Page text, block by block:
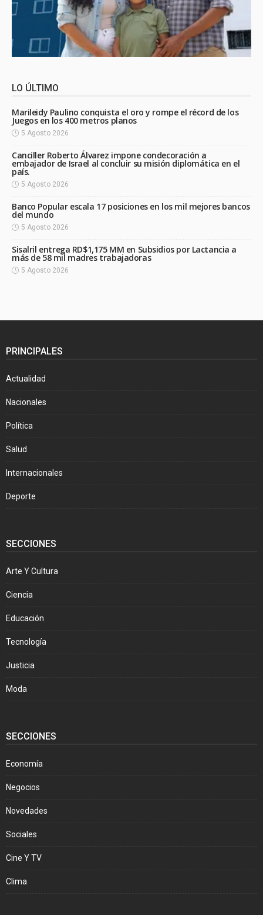
LO ÚLTIMO
Marileidy Paulino conquista el oro y rompe el récord de los
Juegos en los 400 metros planos
5 Agosto 2026
Canciller Roberto Álvarez impone condecoración a
embajador de Israel al concluir su misión diplomática en el
país.
5 Agosto 2026
Banco Popular escala 17 posiciones en los mil mejores bancos
del mundo
5 Agosto 2026
Sisalril entrega RD$1,175 MM en Subsidios por Lactancia a
más de 58 mil madres trabajadoras
5 Agosto 2026
PRINCIPALES
Actualidad
Nacionales
Política
Salud
Internacionales
Deporte
SECCIONES
Arte Y Cultura
Ciencia
Educación
Tecnología
Justicia
Moda
SECCIONES
Economía
Negocios
Novedades
Sociales
Cine Y TV
Clima